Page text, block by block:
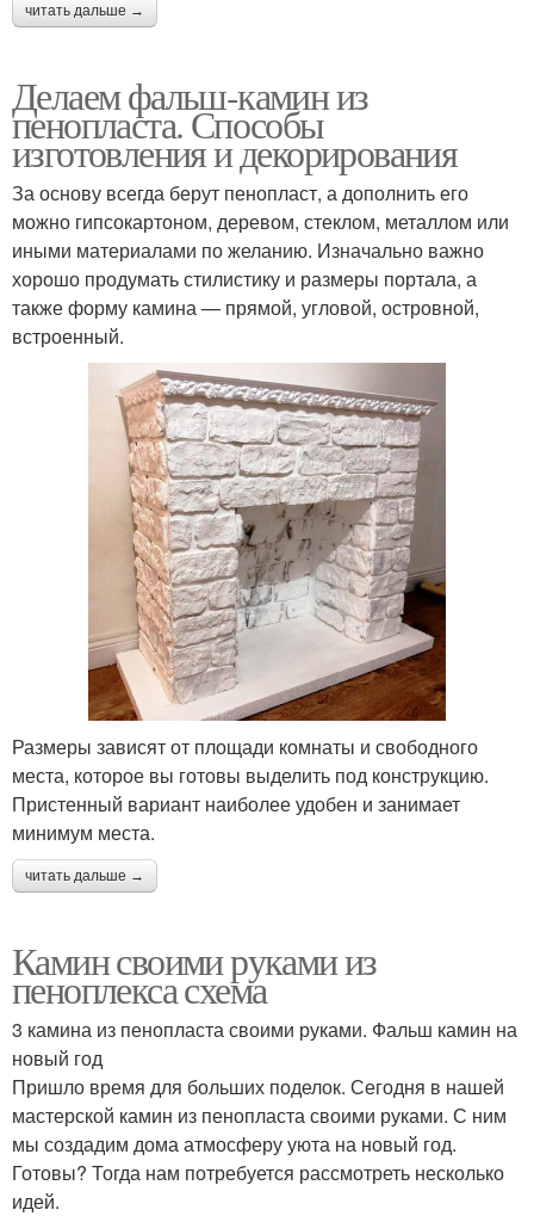
читать дальше →
Делаем фальш-камин из
пенопласта. Способы
изготовления и декорирования
За основу всегда берут пенопласт, а дополнить его
можно гипсокартоном, деревом, стеклом, металлом или
иными материалами по желанию. Изначально важно
хорошо продумать стилистику и размеры портала, а
также форму камина — прямой, угловой, островной,
встроенный.
Размеры зависят от площади комнаты и свободного
места, которое вы готовы выделить под конструкцию.
Пристенный вариант наиболее удобен и занимает
минимум места.
читать дальше →
Камин своими руками из
пеноплекса схема
3 камина из пенопласта своими руками. Фальш камин на
новый год
Пришло время для больших поделок. Сегодня в нашей
мастерской камин из пенопласта своими руками. С ним
мы создадим дома атмосферу уюта на новый год.
Готовы? Тогда нам потребуется рассмотреть несколько
идей.